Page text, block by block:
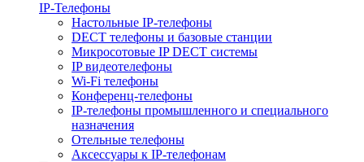
IP-Телефоны
Настольные IP-телефоны
DECT телефоны и базовые станции
Микросотовые IP DECT системы
IP видеотелефоны
Wi-Fi телефоны
Конференц-телефоны
IP-телефоны промышленного и специального
назначения
Отельные телефоны
Аксессуары к IP-телефонам